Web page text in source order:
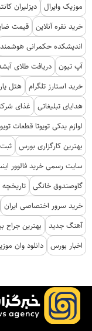
موزیک وایرال دیزلیران
خرید نقره آنلاین قیمت
اندیشکده حکمرانی هوشمند
آپ تیون دریافت طلای
خرید استارز تلگرام هتل یار
هدایای تبلیغاتی
غذای
لوازم یدکی تویوتا قطعات
بهترین کارگزاری بورس
سایت رسمی خرید فالوور
گاوصندوق خانگی
خرید سرور اختصاصی ایران
آهنگ جدید
بهترین جراح
اخبار بورس
دانلود وان